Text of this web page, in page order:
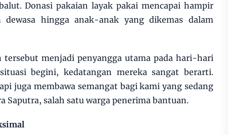
Donasi pakaian layak pakai mencapai hampir
hingga anak-anak yang dikemas dalam
tersebut menjadi penyangga utama pada hari-hari
begini, kedatangan mereka sangat berarti.
juga membawa semangat bagi kami yang sedang
Saputra, salah satu warga penerima bantuan.